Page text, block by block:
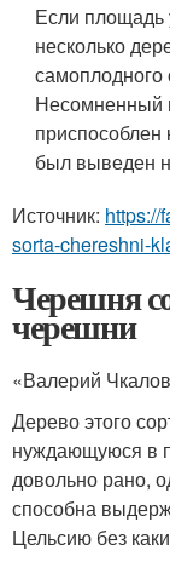
Если площадь
несколько
самоплодного
Несомненный
приспособлен
был выведен
Источник: https://
sorta-chereshni-
Черешня
черешни
«Валерий
Дерево этого
нуждающуюся в
довольно рано,
способна
Цельсию без